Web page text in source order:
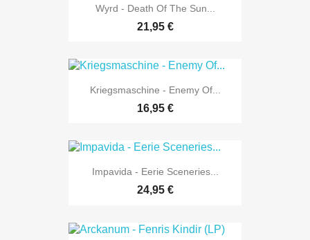
Wyrd - Death Of The Sun...
21,95 €
Kriegsmaschine - Enemy Of...
16,95 €
Impavida - Eerie Sceneries...
24,95 €